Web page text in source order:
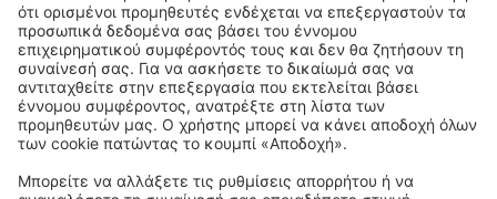
Copyright © eSky.gr. Με την επιφύλαξη παντός νομίμου δικαιώματος.